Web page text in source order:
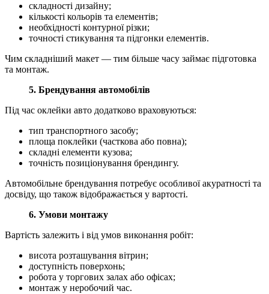
складності дизайну;
кількості кольорів та елементів;
необхідності контурної різки;
точності стикування та підгонки елементів.
Чим складніший макет — тим більше часу займає підготовка
та монтаж.
5. Брендування автомобілів
Під час оклейки авто додатково враховуються:
тип транспортного засобу;
площа поклейки (часткова або повна);
складні елементи кузова;
точність позиціонування брендингу.
Автомобільне брендування потребує особливої акуратності та
досвіду, що також відображається у вартості.
6. Умови монтажу
Вартість залежить і від умов виконання робіт:
висота розташування вітрин;
доступність поверхонь;
робота у торгових залах або офісах;
монтаж у неробочий час.